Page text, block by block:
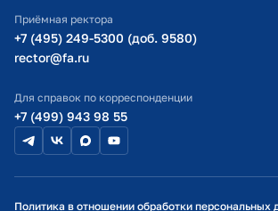
Приёмная ректора
+7 (495) 249-5300 (доб. 9580)
rector@fa.ru
Для справок по корреспонденции
+7 (499) 943 98 55
Политика в отношении обработки персональных